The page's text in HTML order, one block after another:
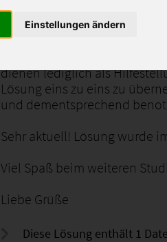
Einstellungen ändern
ich biete hier die Lösungen
mit der Note 1.
dienen lediglich als
Lösung eins zu eins zu
und dementsprechend
Sehr aktuell! Lösung wurde
Viel Spaß beim weiteren
Liebe Grüße
Diese Lösung enthält 1